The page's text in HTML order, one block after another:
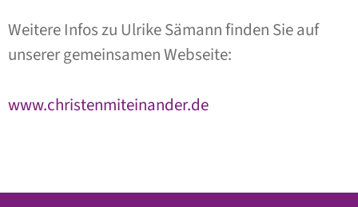
Weitere Infos zu Ulrike Sämann finden Sie auf
unserer gemeinsamen Webseite:
www.christenmiteinander.de